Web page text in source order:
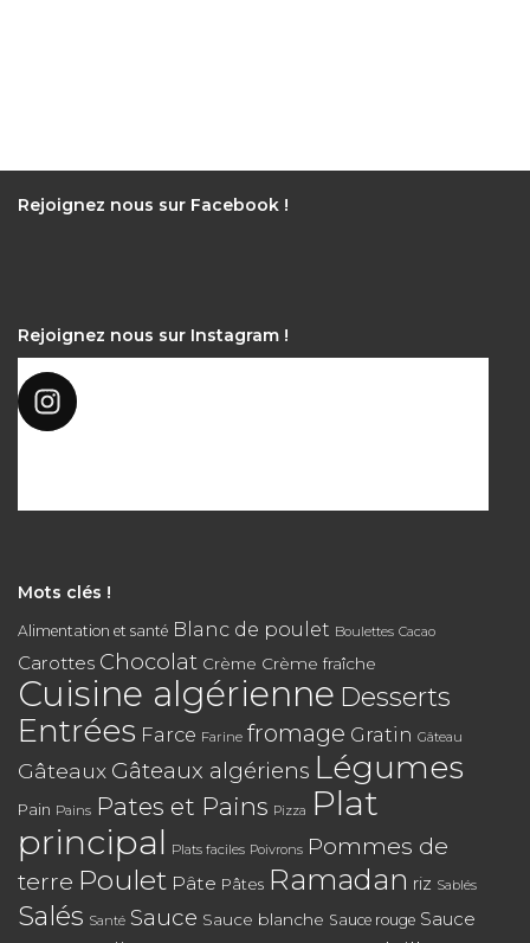
Rejoignez nous sur Facebook !
Rejoignez nous sur Instagram !
Mots clés !
Alimentation et santé Blanc de poulet Boulettes Cacao
Carottes Chocolat Crème Crème fraîche
Cuisine algérienne Desserts
Entrées Farce Farine fromage Gratin Gâteau
Gâteaux Gâteaux algériens Légumes
Pain Pains Pates et Pains Pizza
Plat
principal Plats faciles Poivrons Pommes de
terre Poulet Pâte Pâtes Ramadan riz Sablés
Salés Santé Sauce Sauce blanche Sauce rouge Sauce